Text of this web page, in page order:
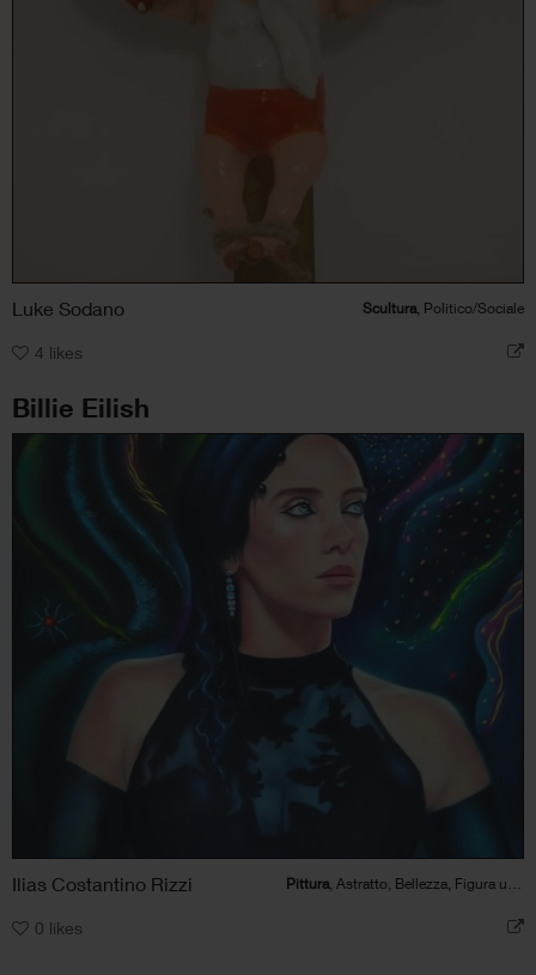
Luke Sodano Scultura, Politico/Sociale
4 likes
Billie Eilish
Ilias Costantino Rizzi Pittura, Astratto, Bellezza, Figura umana
0 likes